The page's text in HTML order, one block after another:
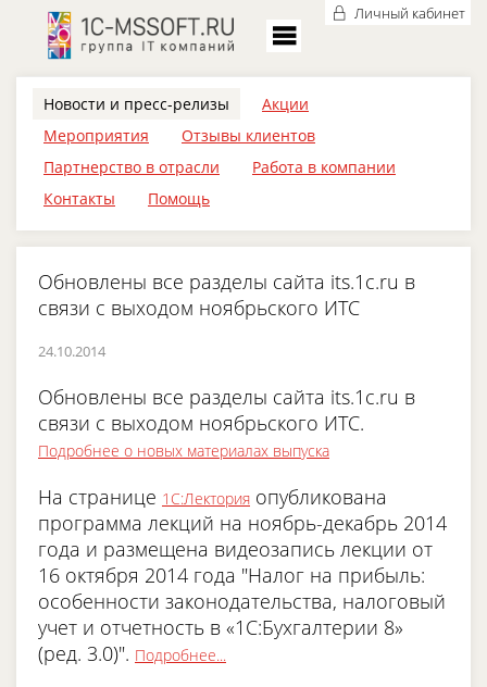
Личный кабинет
Новости и пресс-релизы
Акции
Мероприятия
Отзывы клиентов
Партнерство в отрасли
Работа в компании
Контакты
Помощь
Обновлены все разделы сайта its.1c.ru в
связи с выходом ноябрьского ИТС
24.10.2014
Обновлены все разделы сайта its.1c.ru в
связи с выходом ноябрьского ИТС.
Подробнее о новых материалах выпуска
На странице 1С:Лектория опубликована
программа лекций на ноябрь-декабрь 2014
года и размещена видеозапись лекции от
16 октября 2014 года "Налог на прибыль:
особенности законодательства, налоговый
учет и отчетность в «1С:Бухгалтерии 8»
(ред. 3.0)". Подробнее...